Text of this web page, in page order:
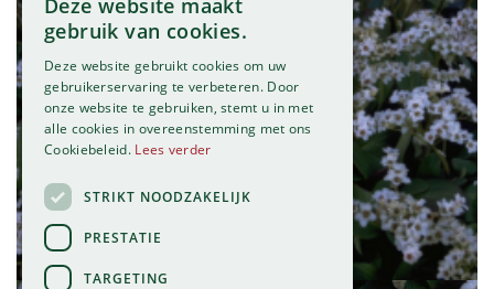
Deze website maakt
gebruik van cookies.
Deze website gebruikt cookies om uw
gebruikerservaring te verbeteren. Door
onze website te gebruiken, stemt u in met
alle cookies in overeenstemming met ons
Cookiebeleid. Lees verder
STRIKT NOODZAKELIJK
PRESTATIE
TARGETING